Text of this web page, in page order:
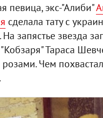
певица, экс-"Алиби"
сделала тату с
запястье звезда
Тараса
Чем